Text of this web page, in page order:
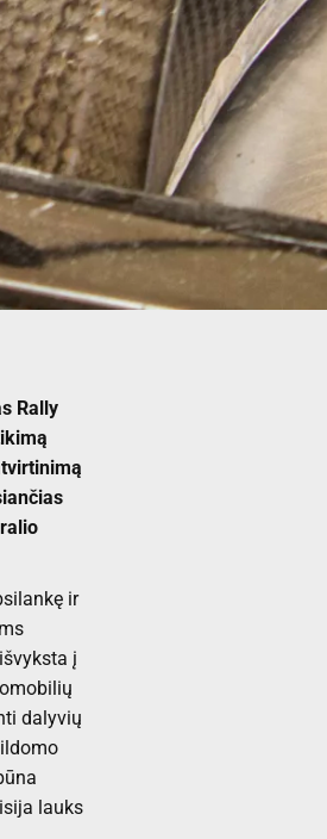
Rally
ir
į
dalyvių
lauks